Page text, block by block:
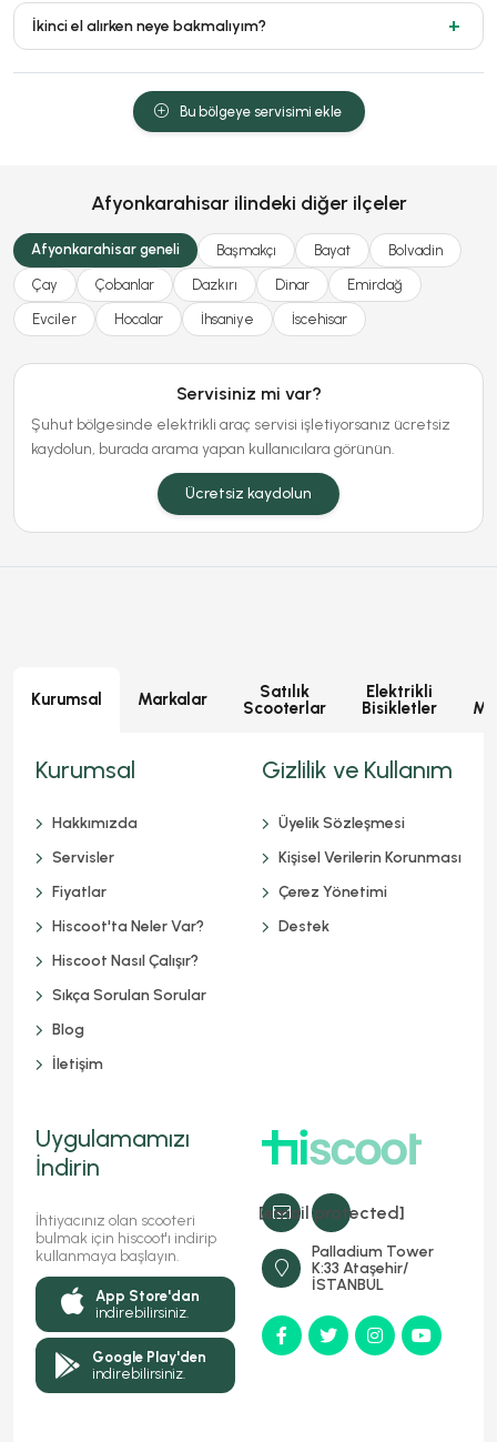
İkinci el alırken neye bakmalıyım?
Bu bölgeye servisimi ekle
Afyonkarahisar ilindeki diğer ilçeler
Afyonkarahisar geneli Başmakçı Bayat Bolvadin
Çay Çobanlar Dazkırı Dinar Emirdağ
Evciler Hocalar İhsaniye İscehisar
Servisiniz mi var?
Şuhut bölgesinde elektrikli araç servisi işletiyorsanız ücretsiz
kaydolun, burada arama yapan kullanıcılara görünün.
Ücretsiz kaydolun
Kurumsal Markalar
Satılık
Scooterlar
Elektrikli
Bisikletler
[email protected]
Palladium Tower
K:33 Ataşehir/
İSTANBUL
Kurumsal
Hakkımızda
Servisler
Fiyatlar
Hiscoot'ta Neler Var?
Hiscoot Nasıl Çalışır?
Sıkça Sorulan Sorular
Blog
İletişim
Gizlilik ve Kullanım
Üyelik Sözleşmesi
Kişisel Verilerin Korunması
Çerez Yönetimi
Destek
Uygulamamızı
İndirin
İhtiyacınız olan scooteri
bulmak için hiscoot'ı indirip
kullanmaya başlayın.
App Store'dan
indirebilirsiniz.
Google Play'den
indirebilirsiniz.